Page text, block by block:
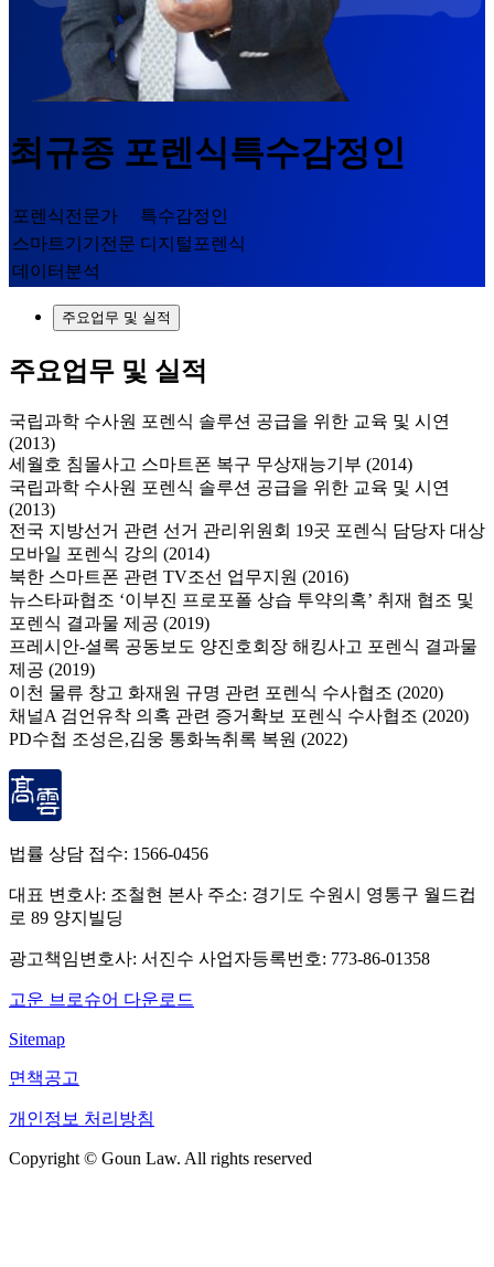
최규종 포렌식특수감정인
포렌식전문가
특수감정인
스마트기기전문 디지털포렌식
데이터분석
주요업무 및 실적
주요업무 및 실적
국립과학 수사원 포렌식 솔루션 공급을 위한 교육 및 시연
(2013)
세월호 침몰사고 스마트폰 복구 무상재능기부 (2014)
국립과학 수사원 포렌식 솔루션 공급을 위한 교육 및 시연
(2013)
전국 지방선거 관련 선거 관리위원회 19곳 포렌식 담당자 대상
모바일 포렌식 강의 (2014)
북한 스마트폰 관련 TV조선 업무지원 (2016)
뉴스타파협조 ‘이부진 프로포폴 상습 투약의혹’ 취재 협조 및
포렌식 결과물 제공 (2019)
프레시안-셜록 공동보도 양진호회장 해킹사고 포렌식 결과물
제공 (2019)
이천 물류 창고 화재원 규명 관련 포렌식 수사협조 (2020)
채널A 검언유착 의혹 관련 증거확보 포렌식 수사협조 (2020)
PD수첩 조성은,김웅 통화녹취록 복원 (2022)
법률 상담 접수: 1566-0456
대표 변호사: 조철현 본사 주소: 경기도 수원시 영통구 월드컵
로 89 양지빌딩
광고책임변호사: 서진수 사업자등록번호: 773-86-01358
고운 브로슈어 다운로드
Sitemap
면책공고
개인정보 처리방침
Copyright © Goun Law. All rights reserved